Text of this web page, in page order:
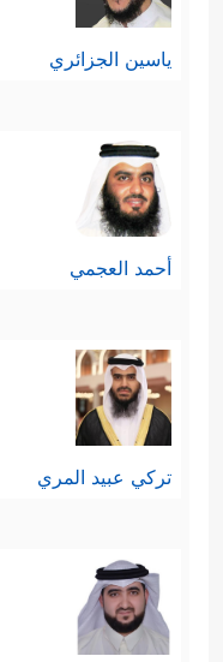
ياسين الجزائري
أحمد العجمي
تركي عبيد المري